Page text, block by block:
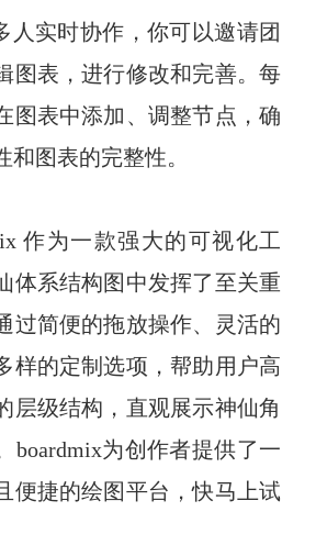
人实时协作，你可以邀请团
图表，进行修改和完善。每
图表中添加、调整节点，确
和图表的完整性。
作为一款强大的可视化工
体系结构图中发挥了至关重
过简便的拖放操作、灵活的
样的定制选项，帮助用户高
层级结构，直观展示神仙角
boardmix为创作者提供了一
便捷的绘图平台，快马上试